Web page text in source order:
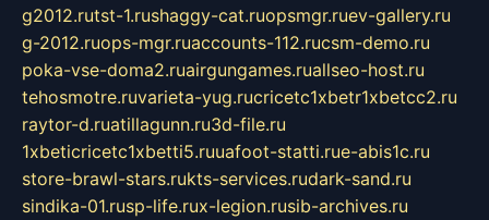
g2012.rutst-1.rushaggy-cat.ruopsmgr.ruev-gallery.ru
g-2012.ruops-mgr.ruaccounts-112.rucsm-demo.ru
poka-vse-doma2.ruairgungames.ruallseo-host.ru
tehosmotre.ruvarieta-yug.rucricetc1xbetr1xbetcc2.ru
raytor-d.ruatillagunn.ru3d-file.ru
1xbeticricetc1xbetti5.ruuafoot-statti.rue-abis1c.ru
store-brawl-stars.rukts-services.rudark-sand.ru
sindika-01.rusp-life.rux-legion.rusib-archives.ru